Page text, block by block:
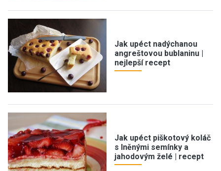
Jak upéct nadýchanou
angreštovou bublaninu |
nejlepší recept
Jak upéct piškotový koláč
s lněnými semínky a
jahodovým želé | recept